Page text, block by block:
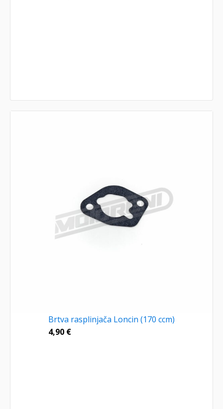
Brtva rasplinjača Loncin (170 ccm)
4,90 €